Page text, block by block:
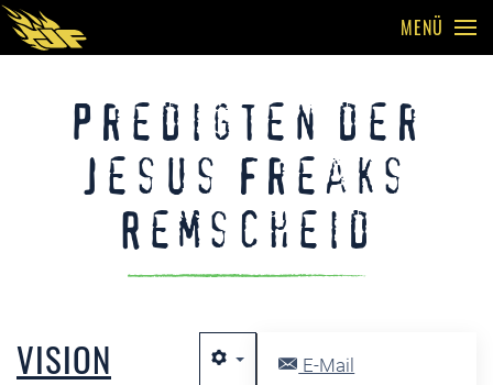
MENÜ
Predigten der
Jesus Freaks
Remscheid
E-Mail
VISION